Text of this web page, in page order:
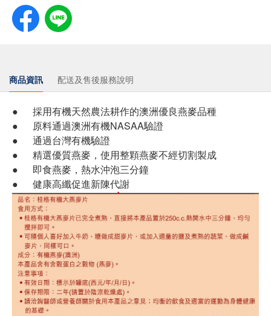
商品資訊 配送及售後服務說明
● 採用有機天然農法耕作的澳洲優良燕麥品種
● 原料通過澳洲有機NASAA驗證
● 通過台灣有機驗證
● 精選優質燕麥，使用整顆燕麥不經切割製成
● 即食燕麥，熱水沖泡三分鐘
● 健康高纖促進新陳代謝